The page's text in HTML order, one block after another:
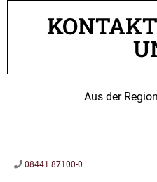
Aus der
08441 87100-0